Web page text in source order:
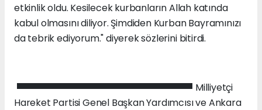
etkinlik oldu. Kesilecek kurbanların Allah katında
kabul olmasını diliyor. Şimdiden Kurban Bayramınızı
da tebrik ediyorum." diyerek sözlerini bitirdi.
Milliyetçi
Hareket Partisi Genel Başkan Yardımcısı ve Ankara